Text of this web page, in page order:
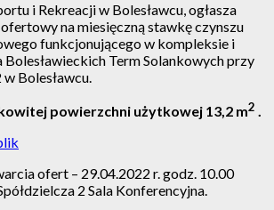
i Rekreacji w Bolesławcu, ogłasza
na miesięczną stawkę czynszu
funkcjonującego w kompleksie i
Term Solankowych przy
Bolesławcu.
powierzchni użytkowej 13,2 m2 .
ofert – 29.04.2022 r. godz. 10.00
2 Sala Konferencyjna.